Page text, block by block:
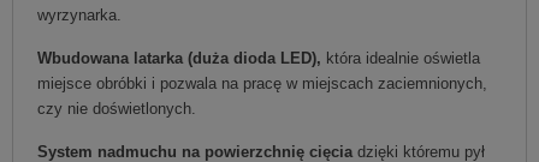
wyrzynarka.
Wbudowana latarka (duża dioda LED), która idealnie oświetla
miejsce obróbki i pozwala na pracę w miejscach zaciemnionych,
czy nie doświetlonych.
System nadmuchu na powierzchnię cięcia dzięki któremu pył